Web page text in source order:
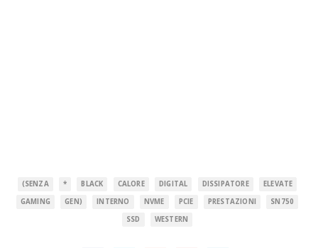
(SENZA * BLACK CALORE DIGITAL DISSIPATORE
ELEVATE
GAMING
GEN) INTERNO NVME PCIE PRESTAZIONI
SN750
SSD
WESTERN